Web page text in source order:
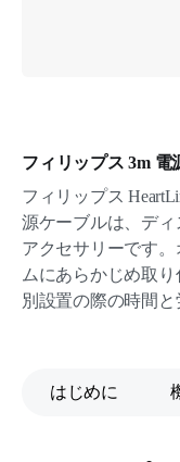
フィリップス 3m 電
フィリップス
源ケーブルは、デ
アクセサリーです
ムにあらかじめ取
別設置の際の時間と
はじめに